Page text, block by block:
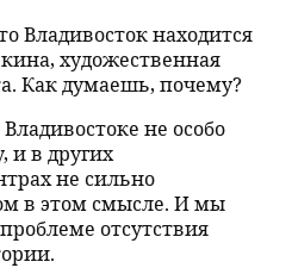
Владивосток находится
художественная
Как думаешь, почему?
не особо
и в других
не сильно
в этом смысле. И мы
отсутствия